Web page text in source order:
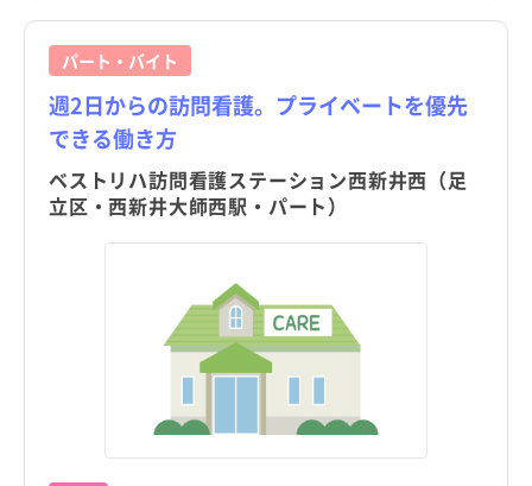
パート・バイト
週2日からの訪問看護。プライベートを優先
できる働き方
ベストリハ訪問看護ステーション西新井西（足
立区・西新井大師西駅・パート）